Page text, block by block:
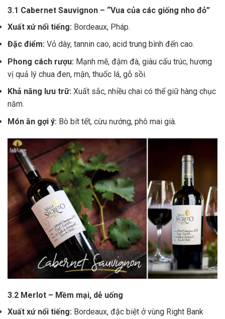
3.1 Cabernet Sauvignon – “Vua của các giống nho đỏ”
Xuất xứ nổi tiếng: Bordeaux, Pháp.
Đặc điểm: Vỏ dày, tannin cao, acid trung bình đến cao.
Phong cách rượu: Mạnh mẽ, đậm đà, giàu cấu trúc, hương
vị quả lý chua đen, mận, thuốc lá, gỗ sồi.
Khả năng lưu trữ: Xuất sắc, nhiều chai có thể giữ hàng chục
năm.
Món ăn gợi ý: Bò bít tết, cừu nướng, phô mai già.
3.2 Merlot – Mềm mại, dễ uống
Xuất xứ nổi tiếng: Bordeaux, đặc biệt ở vùng Right Bank